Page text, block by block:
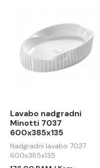
Lavabo nadgradni
Minotti 7037
600x385x135
Nadgradni lavabo 7037
600x385x135